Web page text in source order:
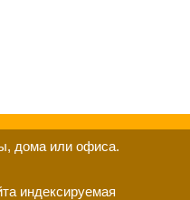
дома или офиса.
индексируемая